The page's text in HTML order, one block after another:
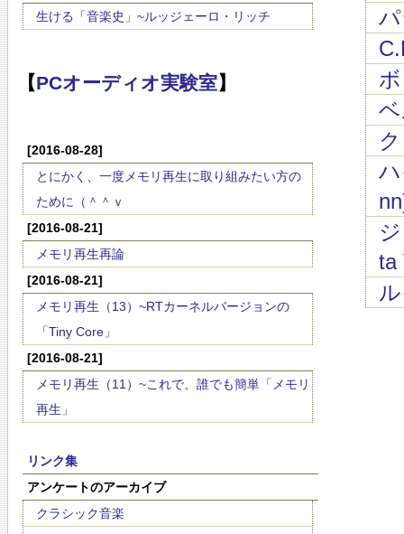
生ける「音楽史」~ルッジェーロ・リッチ
【PCオーディオ実験室】
[2016-08-28]
とにかく、一度メモリ再生に取り組みたい方の
ために（＾＾ｖ
[2016-08-21]
メモリ再生再論
[2016-08-21]
メモリ再生（13）~RTカーネルバージョンの
「Tiny Core」
[2016-08-21]
メモリ再生（11）~これで、誰でも簡単「メモリ
再生」
リンク集
アンケートのアーカイブ
クラシック音楽
ta